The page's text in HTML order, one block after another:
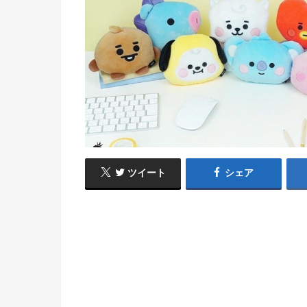
ツイート シェア